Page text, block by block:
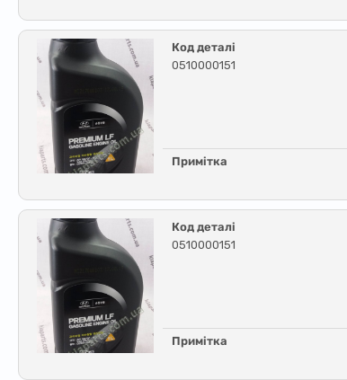
Код деталі
0510000151
Примітка
Код деталі
0510000151
Примітка